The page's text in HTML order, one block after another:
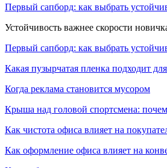
Первый сапборд: как выбрать
Устойчивость важнее скорости
Первый сапборд: как выбрать
Какая пузырчатая пленка подходит
Когда реклама становится мусором
Крыша над головой спортсмена:
Как чистота офиса влияет на
Как оформление офиса влияет на